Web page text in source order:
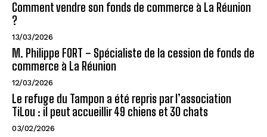
Comment vendre son fonds de commerce à La Réunion
?
13/03/2026
M. Philippe FORT – Spécialiste de la cession de fonds de
commerce à La Réunion
12/03/2026
Le refuge du Tampon a été repris par l’association
TiLou : il peut accueillir 49 chiens et 30 chats
03/02/2026